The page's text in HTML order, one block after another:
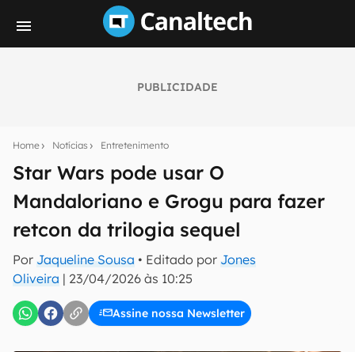
PUBLICIDADE
Home Notícias Entretenimento
Star Wars pode usar O
Mandaloriano e Grogu para fazer
retcon da trilogia sequel
Por Jaqueline Sousa • Editado por Jones
Oliveira | 23/04/2026 às 10:25
Assine nossa Newsletter
notícias e reviews sobre tecnologia em primeira
mão.
E-mail
inscreva-se
Confirmo que li, aceito e concordo com os Termos de
Uso e Política de Privacidade do Canaltech.